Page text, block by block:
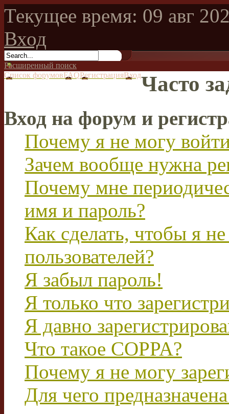
Текущее время: 09 авг
Вход
Расширенный поиск
Список форумовFAQРегистрацияВходЧасто
Вход на форум и
Почему я не могу
Зачем вообще нужна
Почему мне
имя и пароль?
Как сделать, чтобы я
пользователей?
Я забыл пароль!
Я только что
Я давно
Что такое COPPA?
Почему я не могу
Для чего